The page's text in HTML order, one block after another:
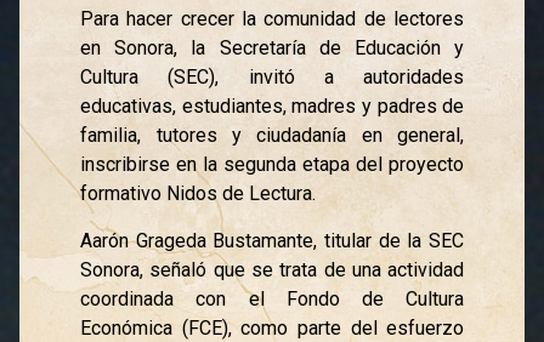
Para hacer crecer la comunidad de lectores
en Sonora, la Secretaría de Educación y
Cultura (SEC), invitó a autoridades
educativas, estudiantes, madres y padres de
familia, tutores y ciudadanía en general,
inscribirse en la segunda etapa del proyecto
formativo Nidos de Lectura.
Aarón Grageda Bustamante, titular de la SEC
Sonora, señaló que se trata de una actividad
coordinada con el Fondo de Cultura
Económica (FCE), como parte del esfuerzo